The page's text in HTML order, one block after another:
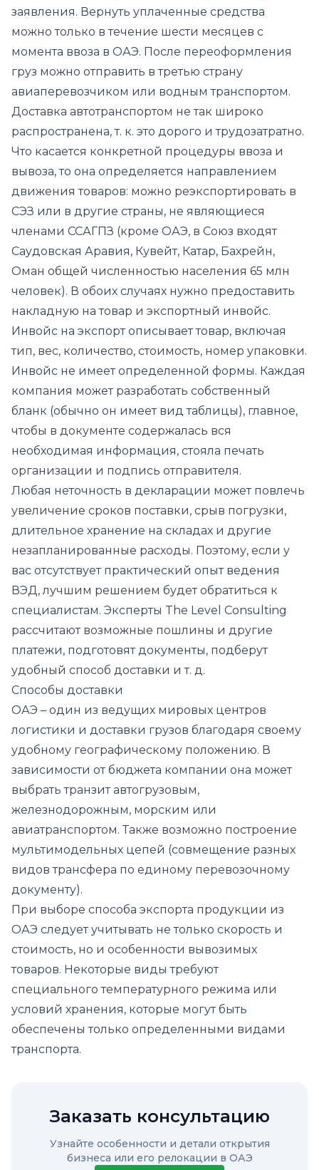
заявления. Вернуть уплаченные средства
можно только в течение шести месяцев с
момента ввоза в ОАЭ. После переоформления
груз можно отправить в третью страну
авиаперевозчиком или водным транспортом.
Доставка автотранспортом не так широко
распространена, т. к. это дорого и трудозатратно.
Что касается конкретной процедуры ввоза и
вывоза, то она определяется направлением
движения товаров: можно реэкспортировать в
СЭЗ или в другие страны, не являющиеся
членами ССАГПЗ (кроме ОАЭ, в Союз входят
Саудовская Аравия, Кувейт, Катар, Бахрейн,
Оман общей численностью населения 65 млн
человек). В обоих случаях нужно предоставить
накладную на товар и экспортный инвойс.
Инвойс на экспорт описывает товар, включая
тип, вес, количество, стоимость, номер упаковки.
Инвойс не имеет определенной формы. Каждая
компания может разработать собственный
бланк (обычно он имеет вид таблицы), главное,
чтобы в документе содержалась вся
необходимая информация, стояла печать
организации и подпись отправителя.
Любая неточность в декларации может повлечь
увеличение сроков поставки, срыв погрузки,
длительное хранение на складах и другие
незапланированные расходы. Поэтому, если у
вас отсутствует практический опыт ведения
ВЭД, лучшим решением будет обратиться к
специалистам. Эксперты The Level Consulting
рассчитают возможные пошлины и другие
платежи, подготовят документы, подберут
удобный способ доставки и т. д.
Способы доставки
ОАЭ – один из ведущих мировых центров
логистики и доставки грузов благодаря своему
удобному географическому положению. В
зависимости от бюджета компании она может
выбрать транзит автогрузовым,
железнодорожным, морским или
авиатранспортом. Также возможно построение
мультимодельных цепей (совмещение разных
видов трансфера по единому перевозочному
документу).
При выборе способа экспорта продукции из
ОАЭ следует учитывать не только скорость и
стоимость, но и особенности вывозимых
товаров. Некоторые виды требуют
специального температурного режима или
условий хранения, которые могут быть
обеспечены только определенными видами
транспорта.
Заказать консультацию
Узнайте особенности и детали открытия
бизнеса или его релокации в ОАЭ